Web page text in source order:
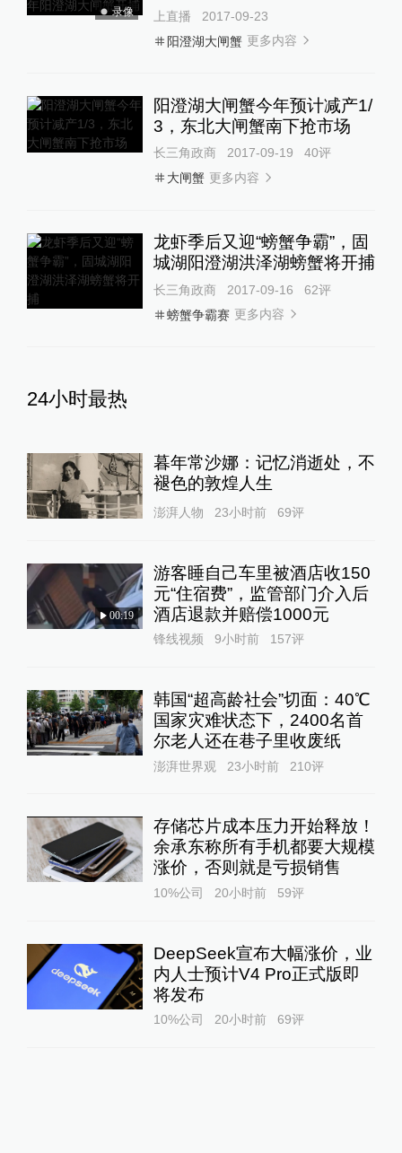
录像 上直播
2017-09-23
阳澄湖大闸蟹 更多内容
阳澄湖大闸蟹今年预计减产1/
3，东北大闸蟹南下抢市场
长三角政商 2017-09-19 40评
大闸蟹 更多内容
龙虾季后又迎“螃蟹争霸”，固
城湖阳澄湖洪泽湖螃蟹将开捕
长三角政商 2017-09-16 62评
螃蟹争霸赛 更多内容
24小时最热
暮年常沙娜：记忆消逝处，不
褪色的敦煌人生
澎湃人物 23小时前 69评
00:19
游客睡自己车里被酒店收150
元“住宿费”，监管部门介入后
酒店退款并赔偿1000元
锋线视频 9小时前 157评
韩国“超高龄社会”切面：40℃
国家灾难状态下，2400名首
尔老人还在巷子里收废纸
澎湃世界观 23小时前 210评
存储芯片成本压力开始释放！
余承东称所有手机都要大规模
涨价，否则就是亏损销售
10%公司 20小时前 59评
DeepSeek宣布大幅涨价，业
内人士预计V4 Pro正式版即
将发布
10%公司 20小时前 69评